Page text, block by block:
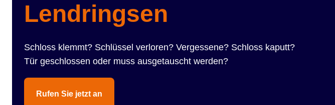
Lendringsen
Schloss klemmt? Schlüssel verloren? Vergessene? Schloss kaputt?
Tür geschlossen oder muss ausgetauscht werden?
Rufen Sie jetzt an